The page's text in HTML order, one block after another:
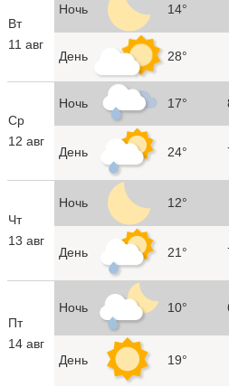
Вт
11 авг
Ночь 14°
День 28°
Ср
12 авг
Ночь 17°
День 24°
Чт
13 авг
Ночь 12°
День 21°
Пт
14 авг
Ночь 10°
День 19°